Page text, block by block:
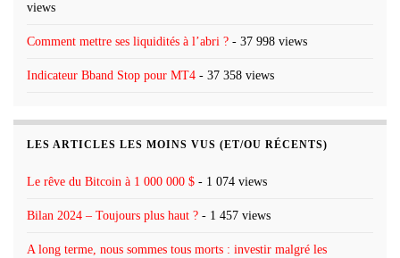
views
Comment mettre ses liquidités à l’abri ? - 37 998 views
Indicateur Bband Stop pour MT4 - 37 358 views
LES ARTICLES LES MOINS VUS (ET/OU RÉCENTS)
Le rêve du Bitcoin à 1 000 000 $ - 1 074 views
Bilan 2024 – Toujours plus haut ? - 1 457 views
A long terme, nous sommes tous morts : investir malgré les